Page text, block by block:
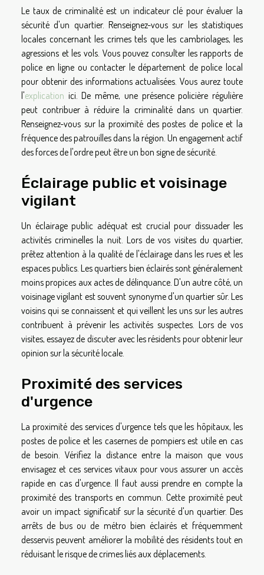
Le taux de criminalité est un indicateur clé pour évaluer la
sécurité d'un quartier. Renseignez-vous sur les statistiques
locales concernant les crimes tels que les cambriolages, les
agressions et les vols. Vous pouvez consulter les rapports de
police en ligne ou contacter le département de police local
pour obtenir des informations actualisées. Vous aurez toute
l'explication ici. De même, une présence policière régulière
peut contribuer à réduire la criminalité dans un quartier.
Renseignez-vous sur la proximité des postes de police et la
fréquence des patrouilles dans la région. Un engagement actif
des forces de l'ordre peut être un bon signe de sécurité.
Éclairage public et voisinage
vigilant
Un éclairage public adéquat est crucial pour dissuader les
activités criminelles la nuit. Lors de vos visites du quartier,
prêtez attention à la qualité de l'éclairage dans les rues et les
espaces publics. Les quartiers bien éclairés sont généralement
moins propices aux actes de délinquance. D'un autre côté, un
voisinage vigilant est souvent synonyme d'un quartier sûr. Les
voisins qui se connaissent et qui veillent les uns sur les autres
contribuent à prévenir les activités suspectes. Lors de vos
visites, essayez de discuter avec les résidents pour obtenir leur
opinion sur la sécurité locale.
Proximité des services
d'urgence
La proximité des services d'urgence tels que les hôpitaux, les
postes de police et les casernes de pompiers est utile en cas
de besoin. Vérifiez la distance entre la maison que vous
envisagez et ces services vitaux pour vous assurer un accès
rapide en cas d'urgence. Il faut aussi prendre en compte la
proximité des transports en commun. Cette proximité peut
avoir un impact significatif sur la sécurité d'un quartier. Des
arrêts de bus ou de métro bien éclairés et fréquemment
desservis peuvent améliorer la mobilité des résidents tout en
réduisant le risque de crimes liés aux déplacements.